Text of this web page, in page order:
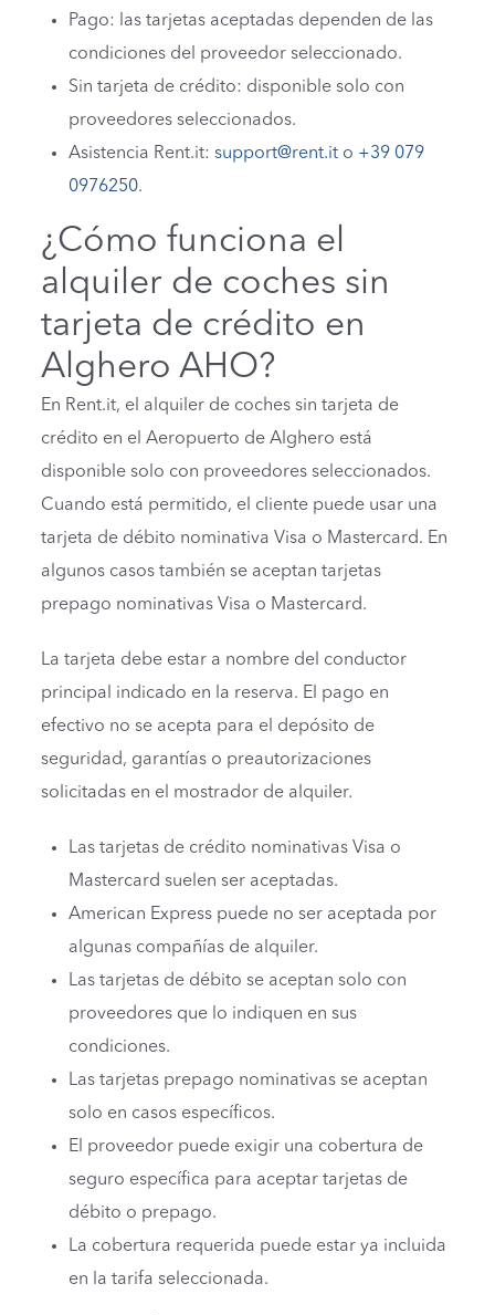
Pago: las tarjetas aceptadas dependen de las
condiciones del proveedor seleccionado.
Sin tarjeta de crédito: disponible solo con
proveedores seleccionados.
Asistencia Rent.it:support@rent.it o +39 079
0976250.
¿Cómo funciona el
alquiler de coches sin
tarjeta de crédito en
Alghero AHO?
En Rent.it, el alquiler de coches sin tarjeta de
crédito en el Aeropuerto de Alghero está
disponible solo con proveedores seleccionados.
Cuando está permitido, el cliente puede usar una
tarjeta de débito nominativa Visa o Mastercard. En
algunos casos también se aceptan tarjetas
prepago nominativas Visa o Mastercard.
La tarjeta debe estar a nombre del conductor
principal indicado en la reserva. El pago en
efectivo no se acepta para el depósito de
seguridad, garantías o preautorizaciones
solicitadas en el mostrador de alquiler.
Las tarjetas de crédito nominativas Visa o
Mastercard suelen ser aceptadas.
American Express puede no ser aceptada por
algunas compañías de alquiler.
Las tarjetas de débito se aceptan solo con
proveedores que lo indiquen en sus
condiciones.
Las tarjetas prepago nominativas se aceptan
solo en casos específicos.
El proveedor puede exigir una cobertura de
seguro específica para aceptar tarjetas de
débito o prepago.
La cobertura requerida puede estar ya incluida
en la tarifa seleccionada.